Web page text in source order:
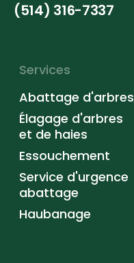
(514) 316-7337
Services
Abattage d'arbres
Élagage d'arbres
et de haies
Essouchement
Service d'urgence
abattage
Haubanage